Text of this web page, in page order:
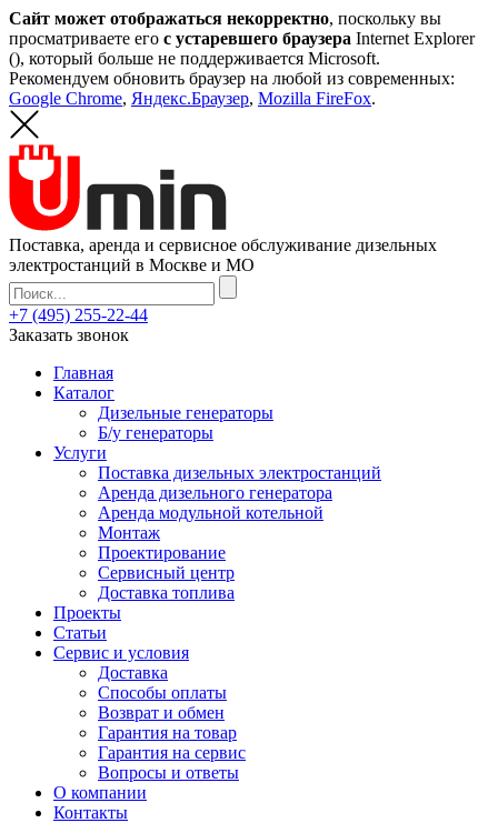
Сайт может отображаться некорректно, поскольку вы
просматриваете его с устаревшего браузера Internet Explorer
(), который больше не поддерживается Microsoft.
Рекомендуем обновить браузер на любой из современных:
Google Chrome, Яндекс.Браузер, Mozilla FireFox.
Поставка, аренда и сервисное обслуживание дизельных
электростанций в Москве и МО
+7 (495) 255-22-44
Заказать звонок
Главная
Каталог
Дизельные генераторы
Б/у генераторы
Услуги
Поставка дизельных электростанций
Аренда дизельного генератора
Аренда модульной котельной
Монтаж
Проектирование
Сервисный центр
Доставка топлива
Проекты
Статьи
Сервис и условия
Доставка
Способы оплаты
Возврат и обмен
Гарантия на товар
Гарантия на сервис
Вопросы и ответы
О компании
Контакты